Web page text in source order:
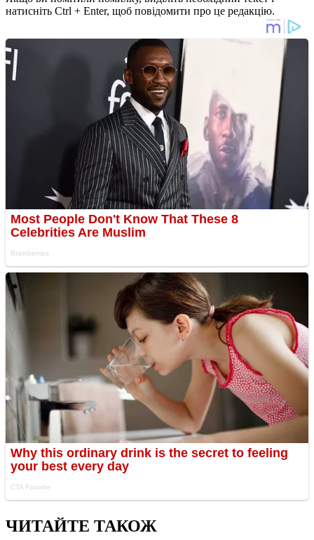
натисніть Ctrl + Enter, щоб повідомити про це редакцію.
ЧИТАЙТЕ ТАКОЖ